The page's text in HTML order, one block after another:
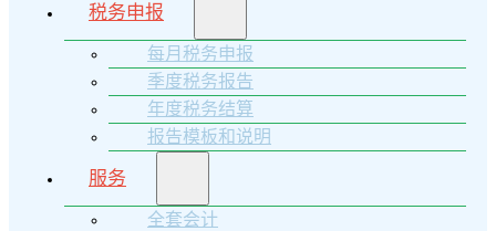
税务申报
每月税务申报
季度税务报告
年度税务结算
报告模板和说明
服务
全套会计